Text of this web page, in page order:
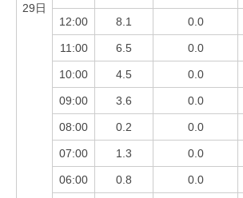
29日
12:00 8.1 0.0
11:00 6.5 0.0
10:00 4.5 0.0
09:00 3.6 0.0
08:00 0.2 0.0
07:00 1.3 0.0
06:00 0.8 0.0